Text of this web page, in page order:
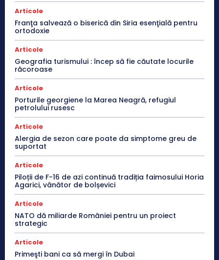
Articole
Franţa salvează o biserică din Siria esenţială pentru
ortodoxie
Articole
Geografia turismului : încep să fie căutate locurile
răcoroase
Articole
Porturile georgiene la Marea Neagră, refugiul
petrolului rusesc
Articole
Alergia de sezon care poate da simptome greu de
suportat
Articole
Piloții de F-16 de azi continuă tradiția faimosului Horia
Agarici, vânător de bolșevici
Articole
NATO dă miliarde României pentru un proiect
strategic
Articole
Primeşti bani ca să mergi în Dubai